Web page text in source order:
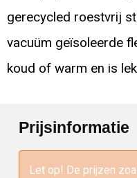
gerecycled roestvrij
vacuüm geïsoleerde
koud of warm en is
Prijsinformatie
Let op! De prijzen